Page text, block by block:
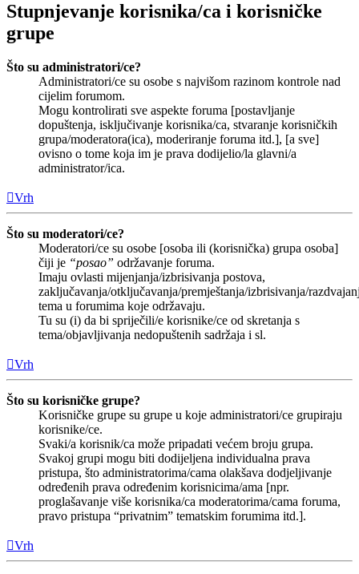
Stupnjevanje korisnika/ca i korisničke
grupe
Što su administratori/ce?
Administratori/ce su osobe s najvišom razinom kontrole nad
cijelim forumom.
Mogu kontrolirati sve aspekte foruma [postavljanje
dopuštenja, isključivanje korisnika/ca, stvaranje korisničkih
grupa/moderatora(ica), moderiranje foruma itd.], [a sve]
ovisno o tome koja im je prava dodijelio/la glavni/a
administrator/ica.
Vrh
Što su moderatori/ce?
Moderatori/ce su osobe [osoba ili (korisnička) grupa osoba]
čiji je “posao” održavanje foruma.
Imaju ovlasti mijenjanja/izbrisivanja postova,
zaključavanja/otključavanja/premještanja/izbrisivanja/
tema u forumima koje održavaju.
Tu su (i) da bi spriječili/e korisnike/ce od skretanja s
tema/objavljivanja nedopuštenih sadržaja i sl.
Vrh
Što su korisničke grupe?
Korisničke grupe su grupe u koje administratori/ce grupiraju
korisnike/ce.
Svaki/a korisnik/ca može pripadati većem broju grupa.
Svakoj grupi mogu biti dodijeljena individualna prava
pristupa, što administratorima/cama olakšava dodjeljivanje
određenih prava određenim korisnicima/ama [npr.
proglašavanje više korisnika/ca moderatorima/cama foruma,
pravo pristupa “privatnim” tematskim forumima itd.].
Vrh